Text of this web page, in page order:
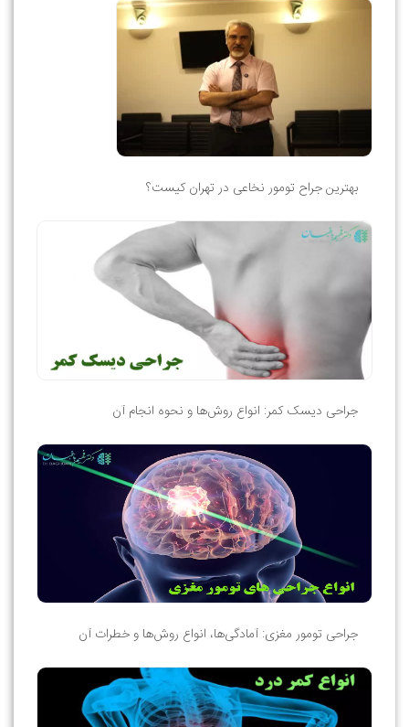
بهترین جراح تومور نخاعی در تهران کیست؟
جراحی دیسک کمر: انواع روش‌ها و نحوه انجام آن
جراحی تومور مغزی: آمادگی‌ها، انواع روش‌ها و خطرات آن